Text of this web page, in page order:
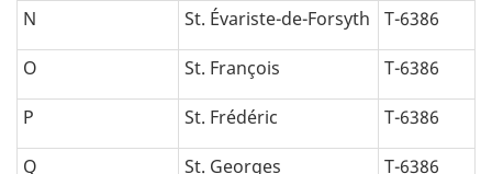
N St. Évariste-de-Forsyth T-6386
O St. François T-6386
P St. Frédéric T-6386
Q St. Georges T-6386